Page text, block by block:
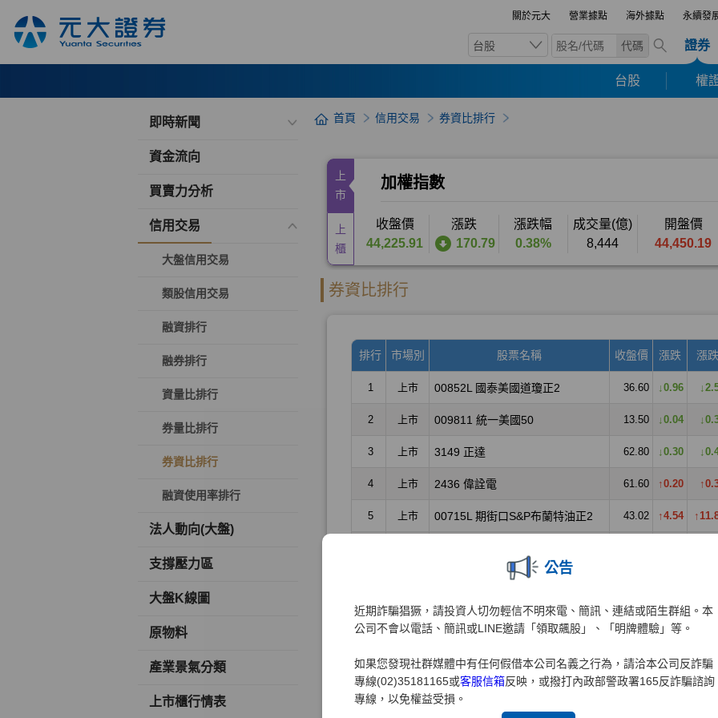
關於元大 營業據點 海外據點 永續發
台股 代碼 證券
台股 權
公告
近期詐騙猖獗，請投資人切勿輕信不明來電、簡訊、連結或陌生群組。本
公司不會以電話、簡訊或LINE邀請「領取飆股」、「明牌體驗」等。
如果您發現社群媒體中有任何假借本公司名義之行為，請洽本公司反詐騙
專線(02)35181165或客服信箱反映，或撥打內政部警政署165反詐騙諮詢
專線，以免權益受損。
即時新聞
資金流向
買賣力分析
信用交易
大盤信用交易
類股信用交易
融資排行
融券排行
資量比排行
券量比排行
券資比排行
融資使用率排行
法人動向(大盤)
支撐壓力區
大盤K線圖
原物料
產業景氣分類
上市櫃行情表
首頁 信用交易 券資比排行